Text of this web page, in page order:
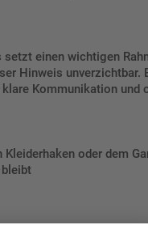
einen wichtigen
Hinweis
Kommunikation und
oder dem